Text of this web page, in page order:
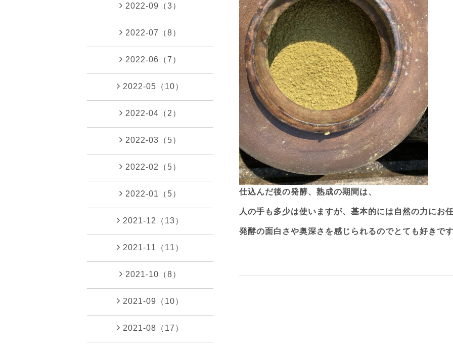
仕込んだ後の発酵、熟成の期間は、
人の手も多少は使いますが、基本的には自然の力にお
発酵の面白さや奥深さを感じられるのでとても好きです
2022-09（3）
2022-07（8）
2022-06（7）
2022-05（10）
2022-04（2）
2022-03（5）
2022-02（5）
2022-01（5）
2021-12（13）
2021-11（11）
2021-10（8）
2021-09（10）
2021-08（17）